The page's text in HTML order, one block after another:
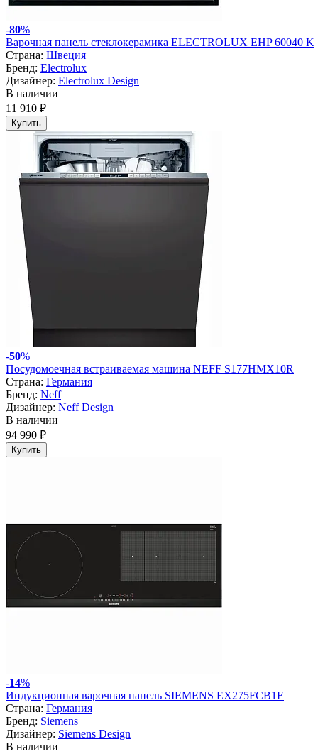
-80%
Варочная панель стеклокерамика ELECTROLUX EHP 60040 K
Страна: Швеция
Бренд: Electrolux
Дизайнер: Electrolux Design
В наличии
11 910 ₽
Купить
-50%
Посудомоечная встраиваемая машина NEFF S177HMX10R
Страна: Германия
Бренд: Neff
Дизайнер: Neff Design
В наличии
94 990 ₽
Купить
-14%
Индукционная варочная панель SIEMENS EX275FCB1E
Страна: Германия
Бренд: Siemens
Дизайнер: Siemens Design
В наличии